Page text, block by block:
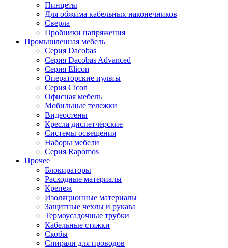
Пинцеты
Для обжима кабельных наконечников
Сверла
Пробники напряжения
Промышленная мебель
Серия Dacobas
Серия Dacobas Advanced
Серия Elicon
Операторские пульты
Серия Cicon
Офисная мебель
Мобильные тележки
Видеостены
Кресла диспетчерские
Системы освещения
Наборы мебели
Серия Rapomos
Прочее
Блокираторы
Расходные материалы
Крепеж
Изоляционные материалы
Защитные чехлы и рукава
Термоусадочные трубки
Кабельные стяжки
Скобы
Спирали для проводов